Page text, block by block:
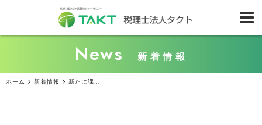
News 新着情報
ホーム 新着情報 新たに課徴金制度が導入された『改正薬機法』の基本